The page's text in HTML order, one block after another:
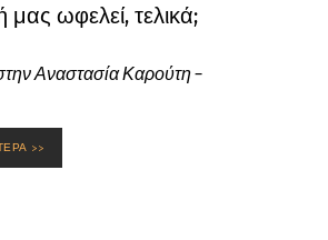
ωφελεί, τελικά;
Αναστασία Καρούτη –
>>